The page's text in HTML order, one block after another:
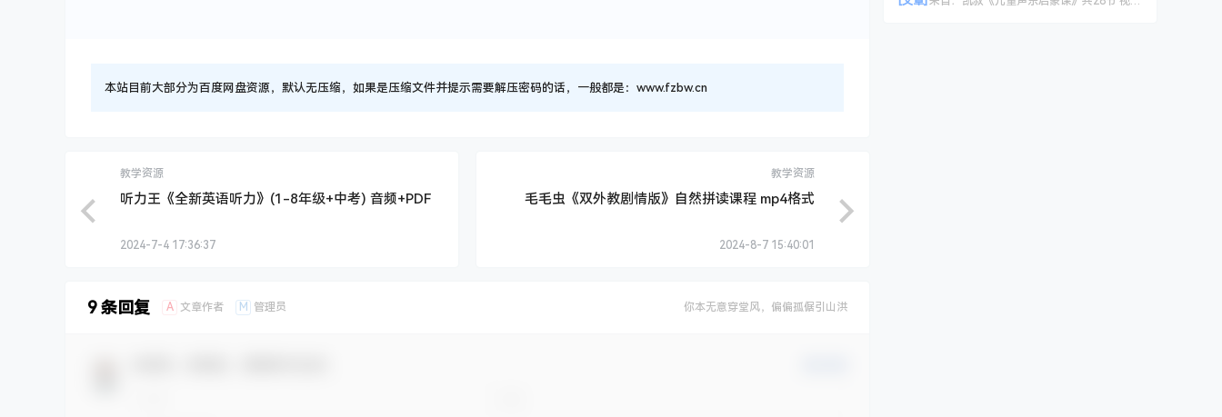
本站目前大部分为百度网盘资源，默认无压缩，如果是压缩文件并提示需要解压密码的话，一般都是：www.fzbw.cn
教学资源
听力王《全新英语听力》(1-8年级+中考) 音频+PDF
2024-7-4 17:36:37
教学资源
毛毛虫《双外教剧情版》自然拼读课程 mp4格式
2024-8-7 15:40:01
9 条回复 A 文章作者 M 管理员 你本无意穿堂风，偏偏孤倨引山洪